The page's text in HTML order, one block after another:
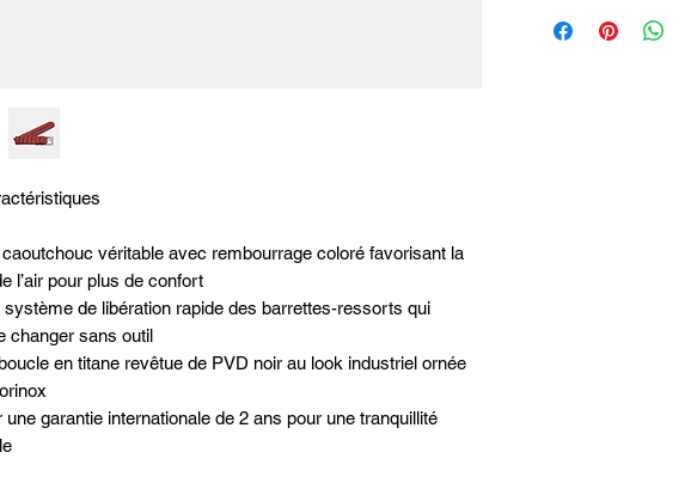
véritable avec rembourrage coloré favorisant la
l’air pour plus de confort
système de libération rapide des barrettes-ressorts qui
changer sans outil
en titane revêtue de PVD noir au look industriel ornée
garantie internationale de 2 ans pour une tranquillité
Poids: 24 g